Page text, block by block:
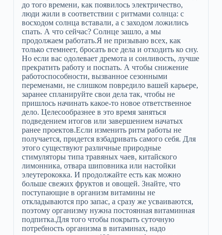
до того времени, как появилось электричество,
люди жили в соответствии с ритмами солнца: с
восходом солнца вставали, а с заходом ложились
спать. А что сейчас? Солнце зашло, а мы
продолжаем работать.Я не призываю всех, как
только стемнеет, бросать все дела и отходить ко сну.
Но если вас одолевает дремота и сонливость, лучше
прекратить работу и поспать. А чтобы снижение
работоспособности, вызванное сезонными
переменами, не слишком повредило вашей карьере,
заранее спланируйте свои дела так, чтобы не
пришлось начинать какое-то новое ответственное
дело. Целесообразнее в это время заняться
подведением итогов или завершением начатых
ранее проектов.Если изменить ритм работы не
получается, придется взбадривать самого себя. Для
этого существуют различные природные
стимуляторы типа травяных чаев, китайского
лимонника, отвара шиповника или настойки
элеутерококка. И продолжайте есть как можно
больше свежих фруктов и овощей. Знайте, что
поступающие в организм витамины не
откладываются про запас, а сразу же усваиваются,
поэтому организму нужна постоянная витаминная
подпитка.Для того чтобы покрыть суточную
потребность организма в витаминах, надо